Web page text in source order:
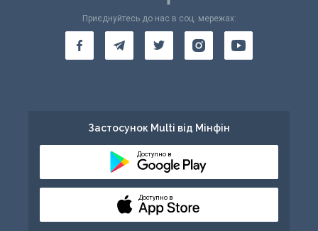
Приєднуйтесь до нас в соц. мережах:
Застосунок Multi від Мінфін
Доступно в
Доступно в